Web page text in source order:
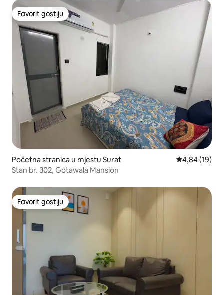
Favorit gostiju
Favorit gostiju
Početna stranica u mjestu Surat prosječna
4,84 (19)
Stan br. 302, Gotawala Mansion
Favorit gostiju
Favorit gostiju